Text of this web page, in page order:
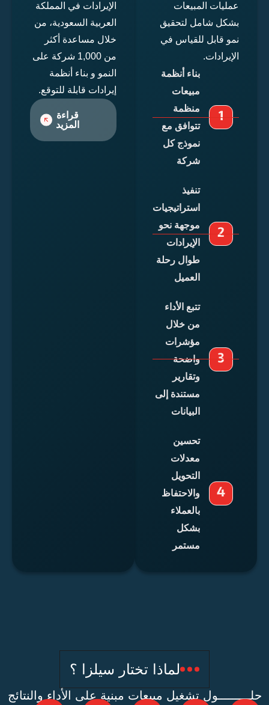
المبيعات
شامل لتحقيق
قابل للقياس في
بناء أنظمة
منظمة
تتوافق مع
نموذج كل
استراتيجيات
موجهة نحو
الإيرادات
طوال رحلة
تتبع الأداء
من خلال
مؤشرات
واضحة
مستندة إلى
والاحتفاظ
الإيرادات في المملكة
العربية السعودية، من
خلال مساعدة أكثر
من 1,000 شركة على
النمو و بناء أنظمة
إيرادات قابلة للتوقع.
لماذا تختار سيلزا ؟
تشغيل مبيعات مبنية على الأداء والنتائج